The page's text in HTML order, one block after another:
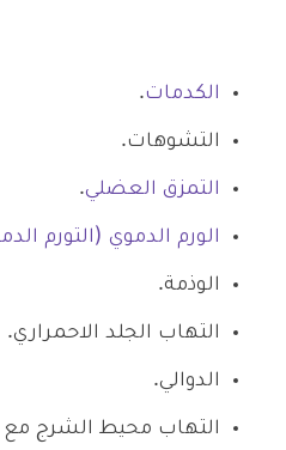
الكدمات.
التشوهات.
التمزق العضلي.
الورم الدموي (التورم
الوذمة.
التهاب الجلد الاحمراري.
الدوالي.
التهاب محيط الشرج مع